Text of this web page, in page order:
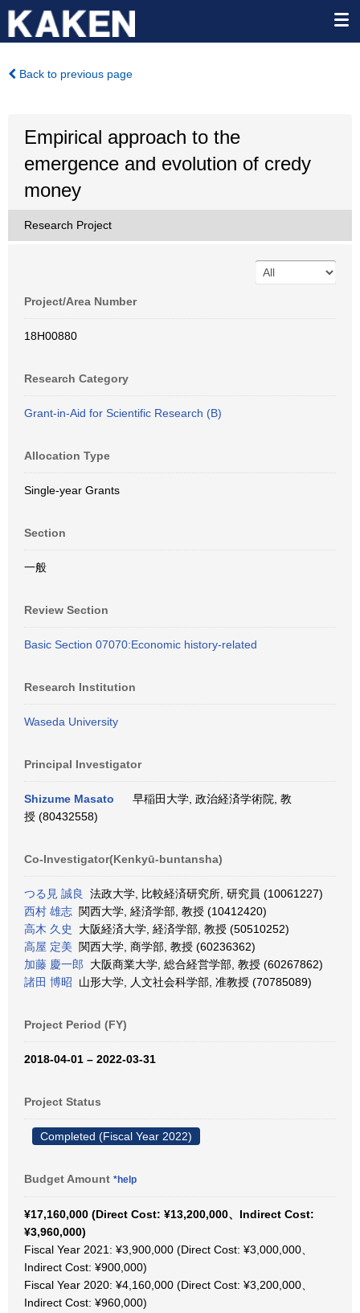
Back to previous page
Empirical approach to the
emergence and evolution of credy
money
Research Project
Project/Area Number
18H00880
Research Category
Grant-in-Aid for Scientific Research (B)
Allocation Type
Single-year Grants
Section
一般
Review Section
Basic Section 07070:Economic history-related
Research Institution
Waseda University
Principal Investigator
Shizume Masato
早稲田大学, 政治経済学術院, 教
授 (80432558)
Co-Investigator(Kenkyū-buntansha)
つる見 誠良
法政大学, 比較経済研究所, 研究員 (10061227)
西村 雄志 関西大学, 経済学部, 教授 (10412420)
高木 久史
大阪経済大学, 経済学部, 教授 (50510252)
高屋 定美 関西大学, 商学部, 教授 (60236362)
加藤 慶一郎 大阪商業大学, 総合経営学部, 教授 (60267862)
諸田 博昭 山形大学, 人文社会科学部, 准教授 (70785089)
Project Period (FY)
2018-04-01 – 2022-03-31
Project Status
Completed (Fiscal Year 2022)
Budget Amount *help
¥17,160,000 (Direct Cost: ¥13,200,000、Indirect Cost:
¥3,960,000)
Fiscal Year 2021: ¥3,900,000 (Direct Cost: ¥3,000,000、
Indirect Cost: ¥900,000)
Fiscal Year 2020: ¥4,160,000 (Direct Cost: ¥3,200,000、
Indirect Cost: ¥960,000)